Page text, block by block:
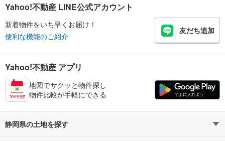
Yahoo!不動産 LINE公式アカウント
新着物件をいち早くお届け！
便利な機能のご紹介
友だち追加
Yahoo!不動産 アプリ
地図でサクッと物件探し
物件比較が手軽にできる
静岡県の土地を探す